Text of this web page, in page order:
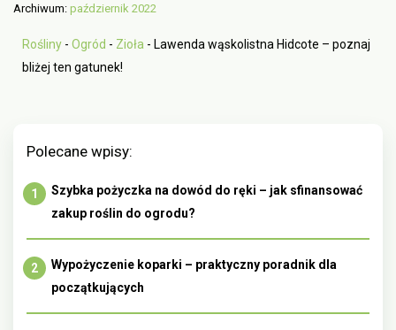
Archiwum: październik 2022
Rośliny - Ogród - Zioła - Lawenda wąskolistna Hidcote – poznaj
bliżej ten gatunek!
Polecane wpisy:
Szybka pożyczka na dowód do ręki – jak sfinansować
zakup roślin do ogrodu?
Wypożyczenie koparki – praktyczny poradnik dla
początkujących